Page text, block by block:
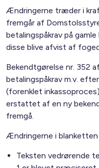
Ændringerne træder i
fremgår af
betalingspåkrav på
disse blive afvist af
Bekendtgørelse nr. 352
betalingspåkrav m.v.
(forenklet
erstattet af en ny
fremgå.
Ændringerne i
Teksten vedrørende